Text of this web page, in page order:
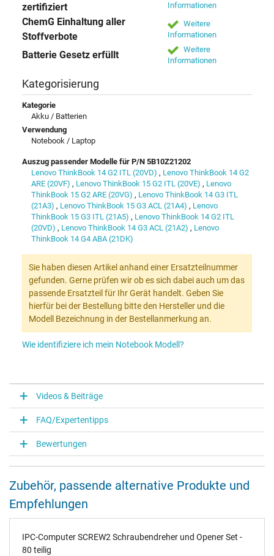
zertifiziert
Informationen
ChemG Einhaltung aller
Stoffverbote
Weitere
Informationen
Batterie Gesetz erfüllt
Weitere
Informationen
Kategorisierung
Kategorie
Akku / Batterien
Verwendung
Notebook / Laptop
Auszug passender Modelle für P/N 5B10Z21202
Lenovo ThinkBook 14 G2 ITL (20VD) , Lenovo ThinkBook 14 G2
ARE (20VF) , Lenovo ThinkBook 15 G2 ITL (20VE) , Lenovo
ThinkBook 15 G2 ARE (20VG) , Lenovo ThinkBook 14 G3 ITL
(21A3) , Lenovo ThinkBook 15 G3 ACL (21A4) , Lenovo
ThinkBook 15 G3 ITL (21A5) , Lenovo ThinkBook 14 G2 ITL
(20VD) , Lenovo ThinkBook 14 G3 ACL (21A2) , Lenovo
ThinkBook 14 G4 ABA (21DK)
Sie haben diesen Artikel anhand einer Ersatzteilnummer
gefunden. Gerne prüfen wir ob es sich dabei auch um das
passende Ersatzteil für Ihr Gerät handelt. Geben Sie
hierfür bei der Bestellung bitte den Hersteller und die
Modell Bezeichnung in der Bestellanmerkung an.
Wie identifiziere ich mein Notebook Modell?
Videos & Beiträge
FAQ/Expertentipps
Bewertungen
Zubehör, passende alternative Produkte und
Empfehlungen
IPC-Computer SCREW2 Schraubendreher und Opener Set -
80 teilig